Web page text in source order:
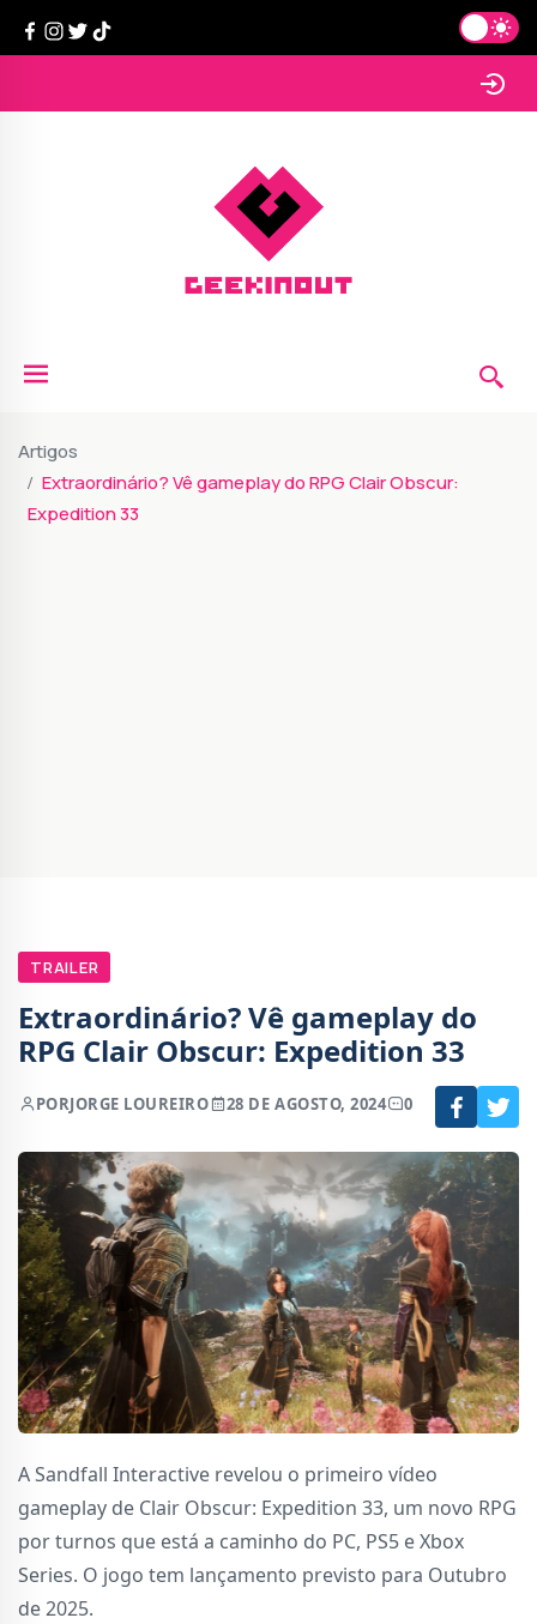
Artigos
Extraordinário? Vê gameplay do RPG Clair Obscur:
Expedition 33
TRAILER
Extraordinário? Vê gameplay do
RPG Clair Obscur: Expedition 33
PORJORGE LOUREIRO 28 DE AGOSTO, 2024 0
A Sandfall Interactive revelou o primeiro vídeo
gameplay de Clair Obscur: Expedition 33, um novo RPG
por turnos que está a caminho do PC, PS5 e Xbox
Series. O jogo tem lançamento previsto para Outubro
de 2025.